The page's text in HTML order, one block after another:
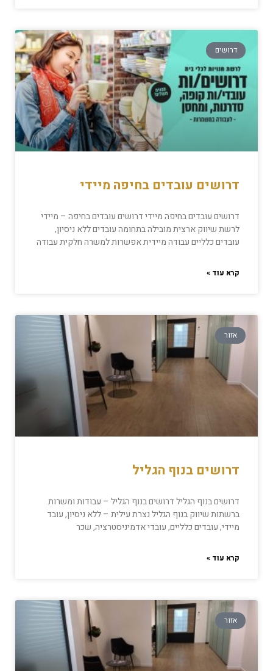
דרושים
דרושים עובדים בחיפה מיידי
דרושים עובדים בחיפה מיידי דרושים עובדים בחיפה – מיידי
לרשת שיווק ארצית מובילה בתחומה עובדים ללא ניסיון,
עובדים כלליים עבודה מיידית אפשרות למשרה חלקית עבודה
קרא עוד »
אזור
דרושים בנוף הגליל
דרושים בנוף הגליל דרושים בנוף הגליל – עבודות ומשרות
ברשתות שיווק בנוף הגליל נצרת עילית – ללא ניסיון, עובד
מיידי, עובדים כלליים, עובדי אדמיניסטרציה, שכר
קרא עוד »
אזור